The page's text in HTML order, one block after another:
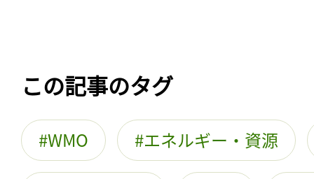
この記事のタグ
WMO エネルギー・資源